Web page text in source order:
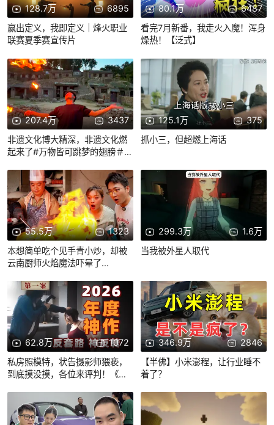
128.7万
6895
赢出定义，我即定义｜烽火职业
联赛夏季赛宣传片
80.1万
6487
看完7月新番，我走火入魔！浑身
燥热！【泛式】
207.4万
3437
非遗文化博大精深，非遗文化燃
起来了#万物皆可跳梦的翅膀＃梦
125.1万
375
抓小三，但超燃上海话
55.5万
1323
本想简单吃个见手青小炒，却被
云南厨师火焰魔法吓晕了...
299.3万
1.6万
当我被外星人取代
62.8万
1072
私房照模特，状告摄影师猥亵，
到底摸没摸，各位来评判！《开
346.9万
2846
【半佛】小米澎程，让行业睡不
着了？